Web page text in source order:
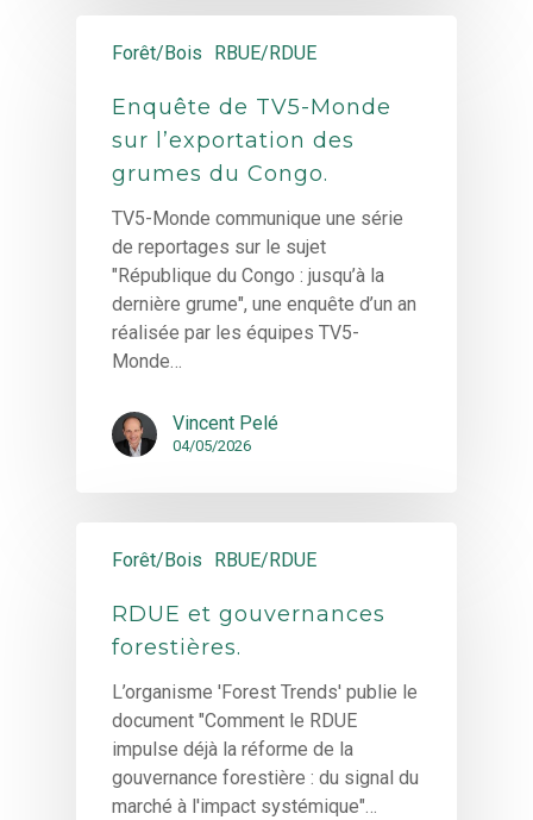
Forêt/Bois RBUE/RDUE
Enquête de TV5-Monde
sur l’exportation des
grumes du Congo.
TV5-Monde communique une série
de reportages sur le sujet
"République du Congo : jusqu’à la
dernière grume", une enquête d’un an
réalisée par les équipes TV5-
Monde…
Vincent Pelé
04/05/2026
Forêt/Bois RBUE/RDUE
RDUE et gouvernances
forestières.
L’organisme 'Forest Trends' publie le
document "Comment le RDUE
impulse déjà la réforme de la
gouvernance forestière : du signal du
marché à l'impact systémique"…